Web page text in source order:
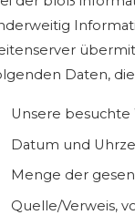
Daten,
Unsere besuchte
Datum und
Menge der
Quelle/Verweis,